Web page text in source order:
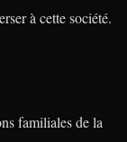
à cette société.
familiales de la